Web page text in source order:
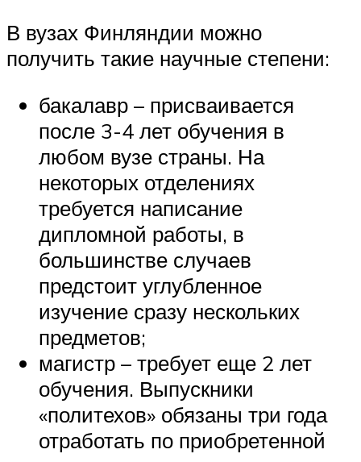
В вузах Финляндии можно
получить такие научные степени:
бакалавр – присваивается
после 3-4 лет обучения в
любом вузе страны. На
некоторых отделениях
требуется написание
дипломной работы, в
большинстве случаев
предстоит углубленное
изучение сразу нескольких
предметов;
магистр – требует еще 2 лет
обучения. Выпускники
«политехов» обязаны три года
отработать по приобретенной